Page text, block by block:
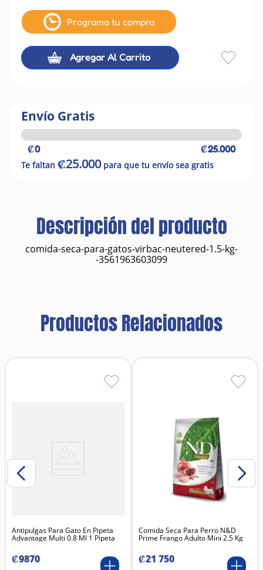
Programa tu compra
Agregar Al Carrito
Envío Gratis
₡0 ₡25.000
Te faltan ₡25.000para que tu envío sea gratis
Descripción del producto
comida-seca-para-gatos-virbac-neutered-1.5-kg-
-3561963603099
Productos Relacionados
Antipulgas Para Gato En Pipeta
Advantage Multi 0.8 Ml 1 Pipeta
₡9870
Comida Seca Para Perro N&D
Prime Frango Adulto Mini 2.5 Kg
₡21 750